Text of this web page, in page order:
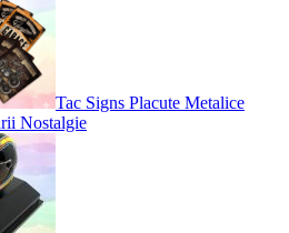
Tac Signs Placute Metalice
Nostalgie